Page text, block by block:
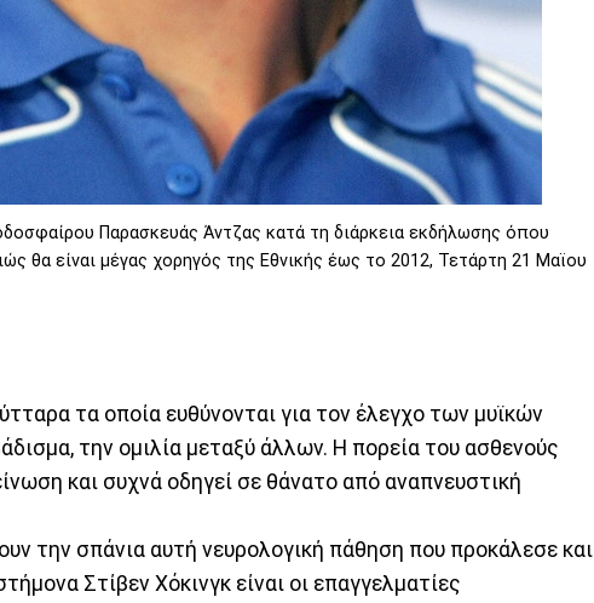
Παρασκευάς Άντζας κατά τη διάρκεια εκδήλωσης όπου
θα είναι μέγας χορηγός της Εθνικής έως το 2012, Τετάρτη 21 Μαϊου
τα οποία ευθύνονται για τον έλεγχο των μυϊκών
την ομιλία μεταξύ άλλων. Η πορεία του ασθενούς
και συχνά οδηγεί σε θάνατο από αναπνευστική
την σπάνια αυτή νευρολογική πάθηση που προκάλεσε και
Στίβεν Χόκινγκ είναι οι επαγγελματίες